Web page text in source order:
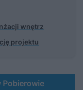
wnętrz
projektu
Pobierowie